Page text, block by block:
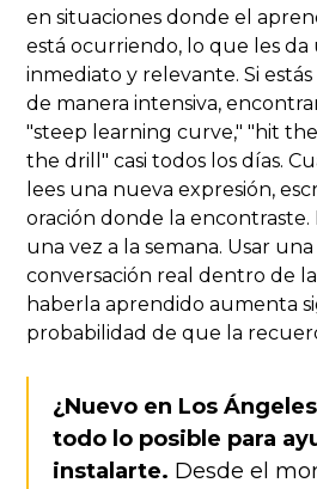
en situaciones donde el
está ocurriendo, lo que les
inmediato y relevante. Si
de manera intensiva,
"steep learning curve," "hit
the drill" casi todos los días.
lees una nueva expresión,
oración donde la encontraste.
una vez a la semana. Usar
conversación real dentro de
haberla aprendido aumenta
probabilidad de que la
¿Nuevo en Los
todo lo posible para
instalarte. Desde el